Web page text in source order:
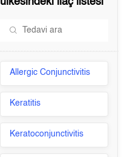
Allergic Conjunctivitis
Keratitis
Keratoconjunctivitis